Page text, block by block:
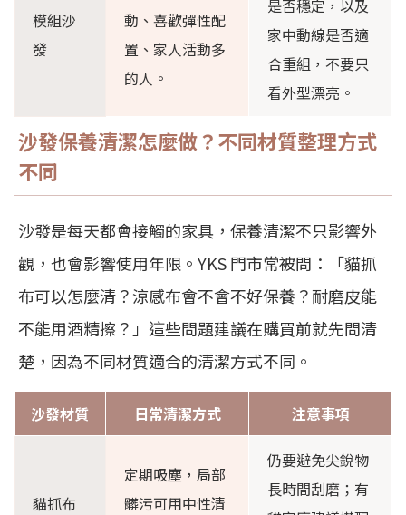
模組沙
發
動、喜歡彈性配
置、家人活動多
的人。
是否穩定，以及
家中動線是否適
合重組，不要只
看外型漂亮。
沙發保養清潔怎麼做？不同材質整理方式
不同
沙發是每天都會接觸的家具，保養清潔不只影響外
觀，也會影響使用年限。YKS 門市常被問：「貓抓
布可以怎麼清？涼感布會不會不好保養？耐磨皮能
不能用酒精擦？」這些問題建議在購買前就先問清
楚，因為不同材質適合的清潔方式不同。
沙發材質 日常清潔方式 注意事項
貓抓布
定期吸塵，局部
髒污可用中性清
仍要避免尖銳物
長時間刮磨；有